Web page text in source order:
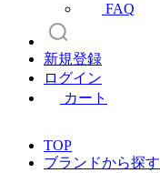
FAQ
新規登録
ログイン
カート
TOP
ブランドから探す